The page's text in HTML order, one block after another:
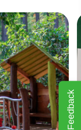
Feedback